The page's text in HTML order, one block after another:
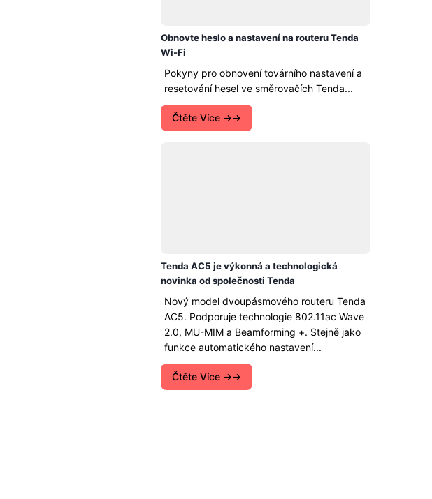
Obnovte heslo a nastavení na routeru Tenda
Wi-Fi
Pokyny pro obnovení továrního nastavení a
resetování hesel ve směrovačích Tenda...
Čtěte Více →
Tenda AC5 je výkonná a technologická
novinka od společnosti Tenda
Nový model dvoupásmového routeru Tenda
AC5. Podporuje technologie 802.11ac Wave
2.0, MU-MIM a Beamforming +. Stejně jako
funkce automatického nastavení...
Čtěte Více →